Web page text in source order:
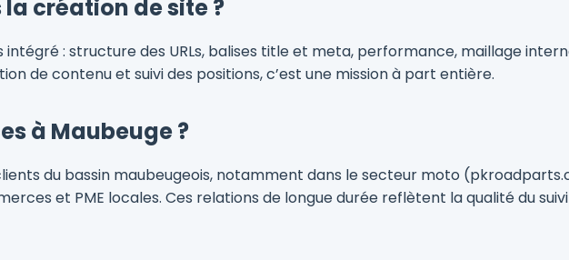
la création de site ?
intégré : structure des URLs, balises title et meta, performance, maillage
de contenu et suivi des positions, c’est une mission à part entière.
à Maubeuge ?
du bassin maubeugeois, notamment dans le secteur moto
et PME locales. Ces relations de longue durée reflètent la qualité du